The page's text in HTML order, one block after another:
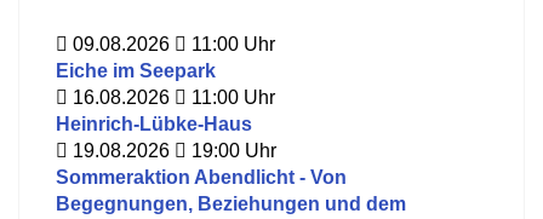
09.08.2026 11:00 Uhr
Eiche im Seepark
16.08.2026
11:00 Uhr
Heinrich-Lübke-Haus
19.08.2026
19:00 Uhr
Sommeraktion Abendlicht - Von
Begegnungen, Beziehungen und dem